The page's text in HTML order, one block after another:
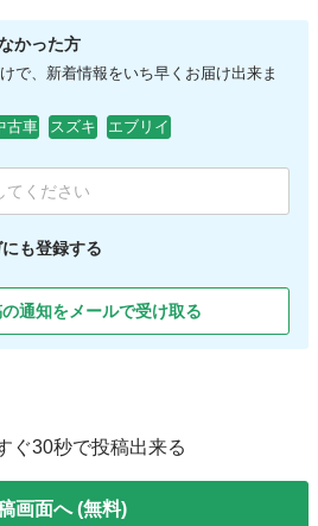
かった方
で、新着情報をいち早くお届け出来ま
古車 スズキ エブリイ
も登録する
通知をメールで受け取る
ぐ30秒で投稿出来る
画面へ (無料)